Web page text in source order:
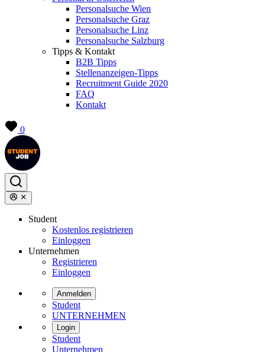
Personalsuche Wien
Personalsuche Graz
Personalsuche Linz
Personalsuche Salzburg
Tipps & Kontakt
B2B Tipps
Stellenanzeigen-Tipps
Recruitment Guide 2020
FAQ
Kontakt
0
Student
Kostenlos registrieren
Einloggen
Unternehmen
Registrieren
Einloggen
Anmelden
Student
UNTERNEHMEN
Login
Student
Unternehmen